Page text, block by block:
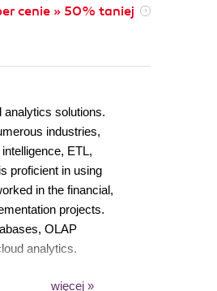
cenie » 50% taniej
analytics solutions.
industries,
ETL,
proficient in using
in the financial,
projects.
OLAP
analytics.
więcej »